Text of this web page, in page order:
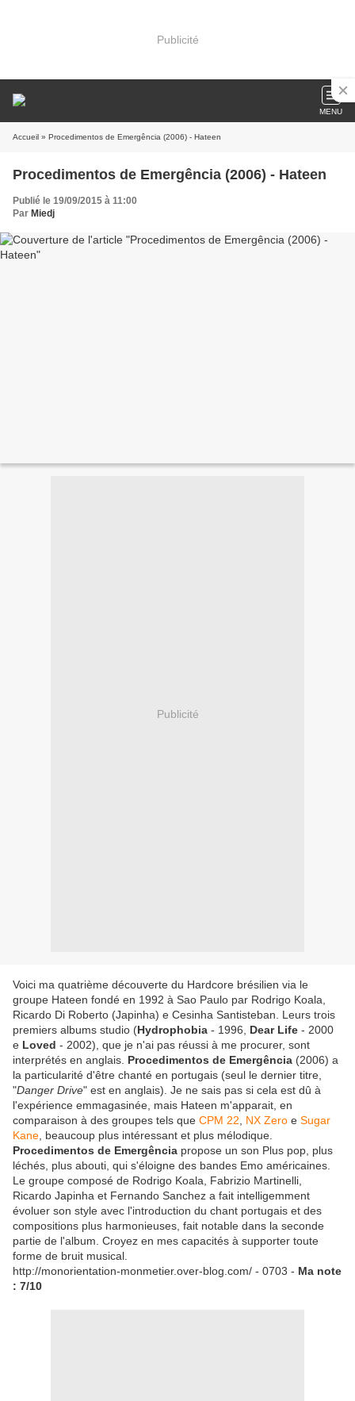
Publicité
MENU
Accueil » Procedimentos de Emergência (2006) - Hateen
Procedimentos de Emergência (2006) - Hateen
Publié le 19/09/2015 à 11:00
Par Miedj
Publicité
Voici ma quatrième découverte du Hardcore brésilien via le
groupe Hateen fondé en 1992 à Sao Paulo par Rodrigo Koala,
Ricardo Di Roberto (Japinha) e Cesinha Santisteban. Leurs trois
premiers albums studio (Hydrophobia - 1996, Dear Life - 2000
e Loved - 2002), que je n'ai pas réussi à me procurer, sont
interprétés en anglais. Procedimentos de Emergência (2006) a
la particularité d'être chanté en portugais (seul le dernier titre,
"Danger Drive" est en anglais). Je ne sais pas si cela est dû à
l'expérience emmagasinée, mais Hateen m'apparait, en
comparaison à des groupes tels que CPM 22 NX Zero e Sugar
Kane , beaucoup plus intéressant et plus mélodique.
Procedimentos de Emergência propose un son Plus pop, plus
léchés, plus abouti, qui s'éloigne des bandes Emo américaines.
Le groupe composé de Rodrigo Koala, Fabrizio Martinelli,
Ricardo Japinha et Fernando Sanchez a fait intelligemment
évoluer son style avec l'introduction du chant portugais et des
compositions plus harmonieuses, fait notable dans la seconde
partie de l'album. Croyez en mes capacités à supporter toute
forme de bruit musical.
http://monorientation-monmetier.over-blog.com/ - 0703 - Ma note
: 7/10